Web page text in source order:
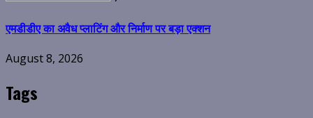
एमडीडीए का अवैध प्लाटिंग और निर्माण पर बड़ा एक्शन
August 8, 2026
Tags